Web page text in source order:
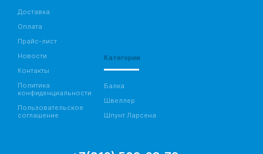
Доставка
Оплата
Прайс-лист
Новости
Контакты
Политика
конфиденциальности
Пользовательское
соглашение
Категории
Балка
Швеллер
Шпунт Ларсена